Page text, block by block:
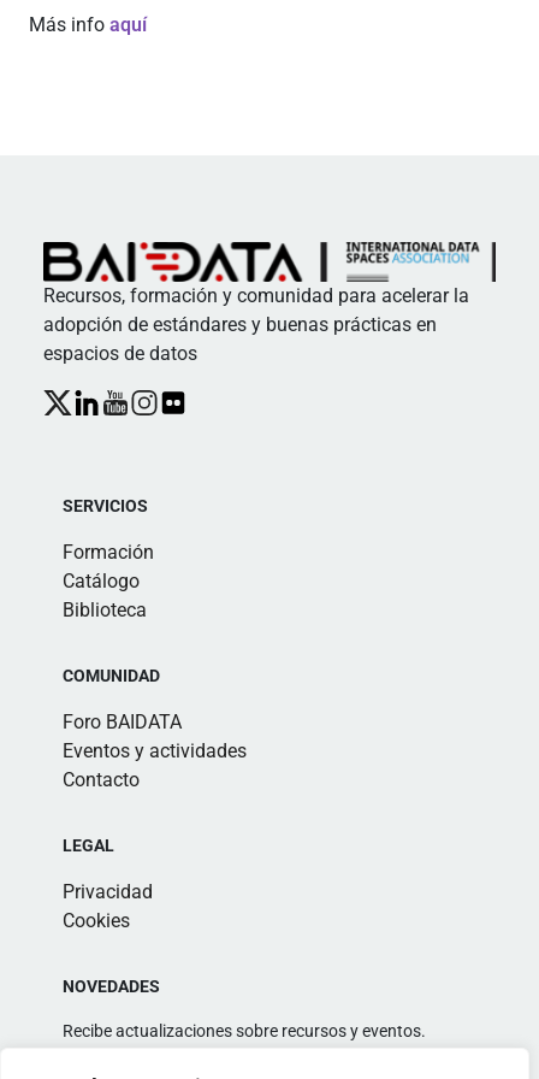
Más info aquí
Recursos, formación y comunidad para acelerar la
adopción de estándares y buenas prácticas en
espacios de datos
SERVICIOS
Formación
Catálogo
Biblioteca
COMUNIDAD
Foro BAIDATA
Eventos y actividades
Contacto
LEGAL
Privacidad
Cookies
NOVEDADES
Recibe actualizaciones sobre recursos y eventos.